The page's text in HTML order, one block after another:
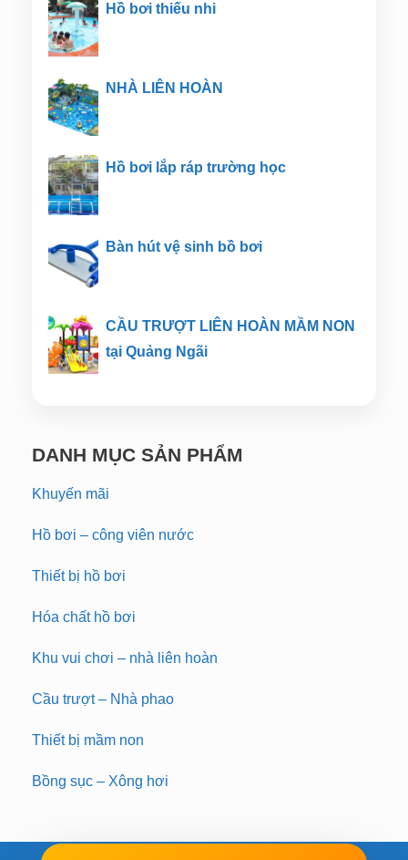
Hồ bơi thiếu nhi
NHÀ LIÊN HOÀN
Hồ bơi lắp ráp trường học
Bàn hút vệ sinh bồ bơi
CẦU TRƯỢT LIÊN HOÀN MẦM NON
tại Quảng Ngãi
DANH MỤC SẢN PHẨM
Khuyến mãi
Hồ bơi – công viên nước
Thiết bị hồ bơi
Hóa chất hồ bơi
Khu vui chơi – nhà liên hoàn
Cầu trượt – Nhà phao
Thiết bị mầm non
Bồng sục – Xông hơi